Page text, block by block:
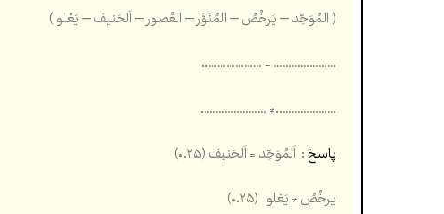
( المُوَحِّد – یَرخُصُ – المُنَوَّر – العُصور – اَلحَنیف – یَعْلو )
………………… = ………………..
………………..≠ ………………….
پاسخ: اَلمُوَحِّد = اَلحَنیف (۰.۲۵)
یرخُصُ ≠ یَغلو (۰.۲۵)